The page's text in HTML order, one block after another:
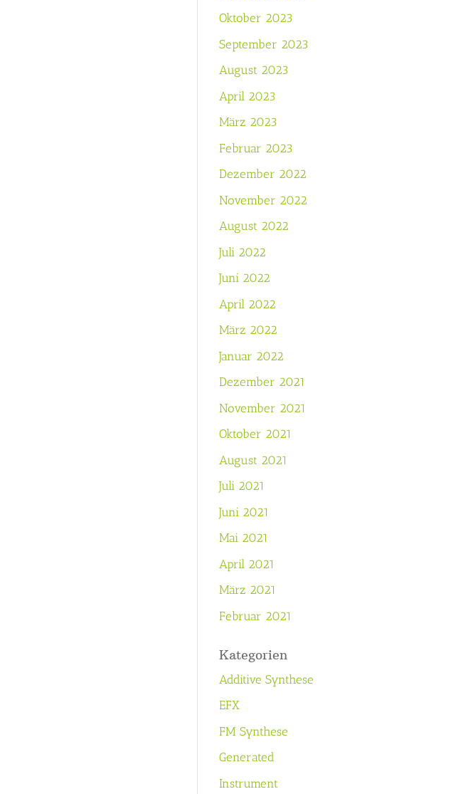
Oktober 2023
September 2023
August 2023
April 2023
März 2023
Februar 2023
Dezember 2022
November 2022
August 2022
Juli 2022
Juni 2022
April 2022
März 2022
Januar 2022
Dezember 2021
November 2021
Oktober 2021
August 2021
Juli 2021
Juni 2021
Mai 2021
April 2021
März 2021
Februar 2021
Kategorien
Additive Synthese
EFX
FM Synthese
Generated
Instrument